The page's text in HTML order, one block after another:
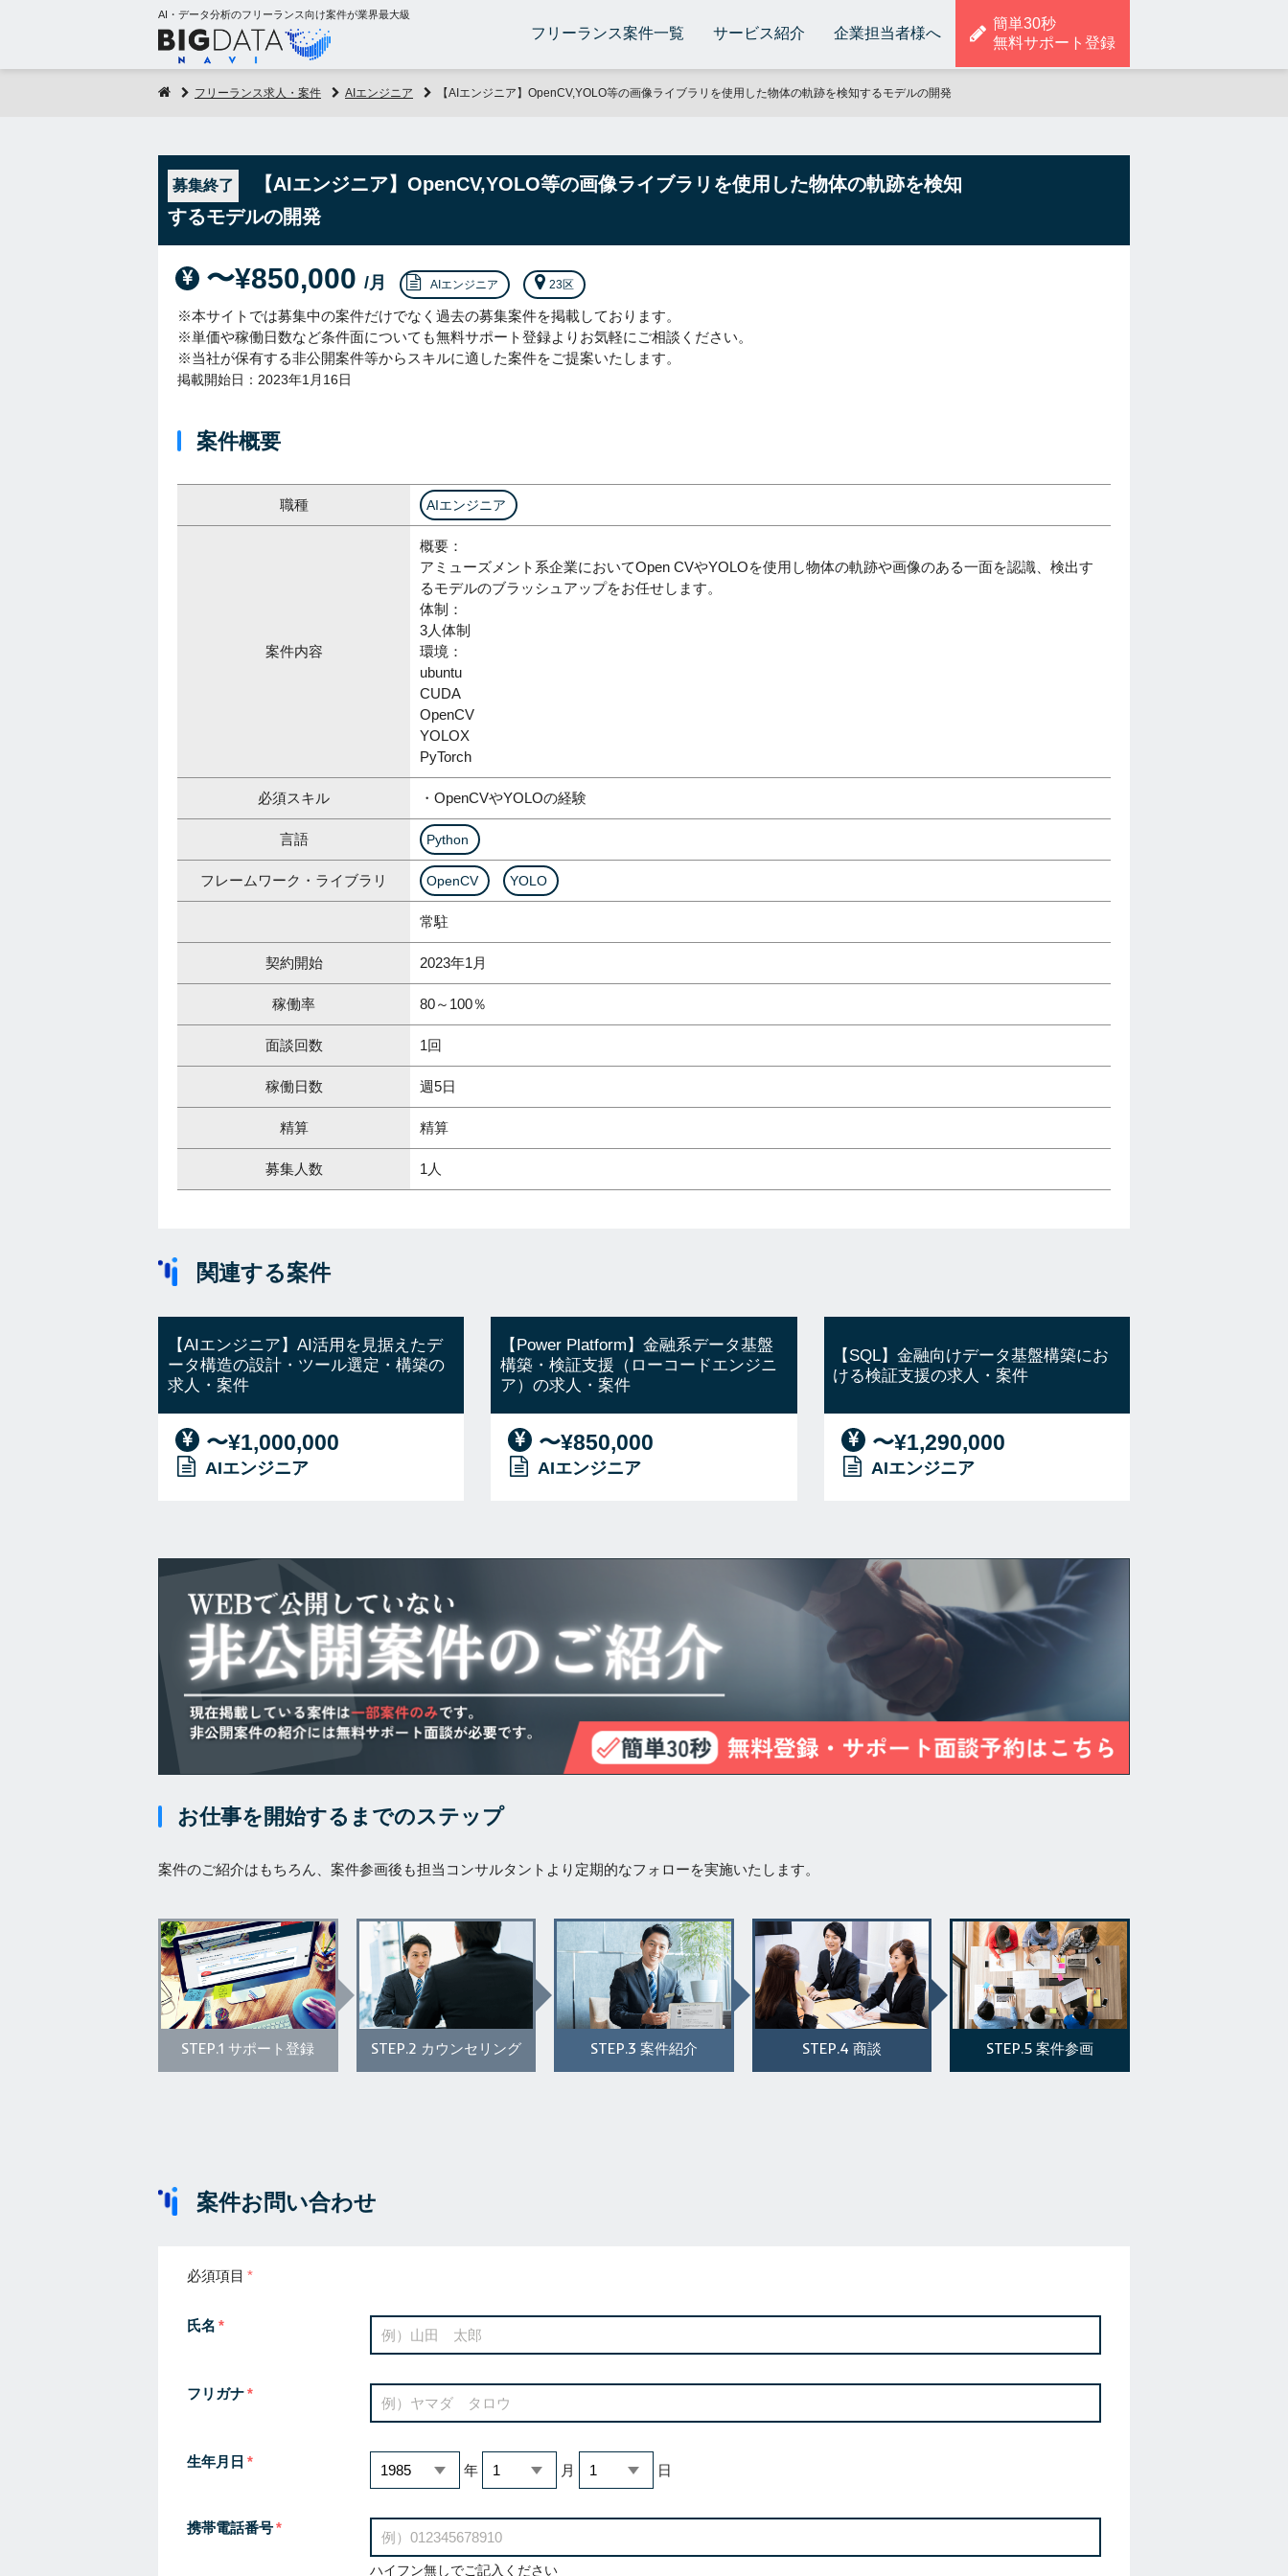
AI・データ分析のフリーランス向け案件が業界最大級
フリーランス案件一覧 サービス紹介 企業担当者様へ
簡単30秒
無料サポート登録
フリーランス求人・案件 AIエンジニア 【AIエンジニア】OpenCV,YOLO等の画像ライブラリを使用した物体の軌跡を検知するモデルの開発
募集終了
【AIエンジニア】OpenCV,YOLO等の画像ライブラリを使用した物体の軌跡を検知
するモデルの開発
〜¥850,000 /月 AIエンジニア 23区
※本サイトでは募集中の案件だけでなく過去の募集案件を掲載しております。
※単価や稼働日数など条件面についても無料サポート登録よりお気軽にご相談ください。
※当社が保有する非公開案件等からスキルに適した案件をご提案いたします。
掲載開始日：2023年1月16日
案件概要
職種 AIエンジニア
案件内容
概要：
アミューズメント系企業においてOpen CVやYOLOを使用し物体の軌跡や画像のある一面を認識、検出す
るモデルのブラッシュアップをお任せします。
体制：
3人体制
環境：
ubuntu
CUDA
OpenCV
YOLOX
PyTorch
必須スキル ・OpenCVやYOLOの経験
言語 Python
フレームワーク・ライブラリ OpenCV YOLO
常駐
契約開始 2023年1月
稼働率 80～100％
面談回数 1回
稼働日数 週5日
精算 精算
募集人数 1人
関連する案件
【AIエンジニア】AI活用を見据えたデ
ータ構造の設計・ツール選定・構築の
求人・案件
〜¥1,000,000
AIエンジニア
【Power Platform】金融系データ基盤
構築・検証支援（ローコードエンジニ
ア）の求人・案件
〜¥850,000
AIエンジニア
【SQL】金融向けデータ基盤構築にお
ける検証支援の求人・案件
〜¥1,290,000
AIエンジニア
お仕事を開始するまでのステップ
案件のご紹介はもちろん、案件参画後も担当コンサルタントより定期的なフォローを実施いたします。
STEP.1 サポート登録 STEP.2 カウンセリング STEP.3 案件紹介 STEP.4 商談 STEP.5 案件参画
案件お問い合わせ
必須項目
氏名
フリガナ
生年月日
年 月 日
携帯電話番号
ハイフン無しでご記入ください